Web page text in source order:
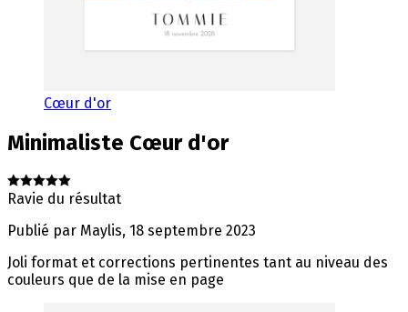
Cœur d'or
Minimaliste Cœur d'or
Ravie du résultat
Publié par Maylis, 18 septembre 2023
Joli format et corrections pertinentes tant au niveau des
couleurs que de la mise en page